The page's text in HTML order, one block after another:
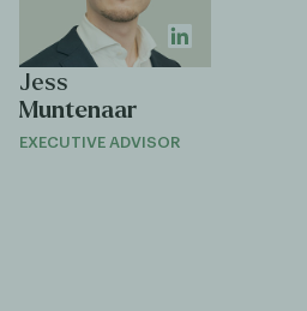
Jess
Muntenaar
EXECUTIVE ADVISOR